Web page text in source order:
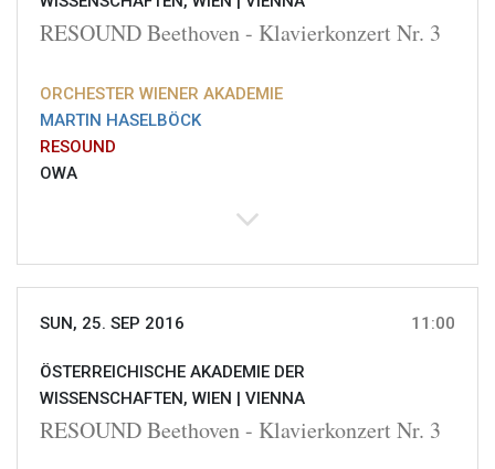
RESOUND Beethoven - Klavierkonzert Nr. 3
ORCHESTER WIENER AKADEMIE
MARTIN HASELBÖCK
RESOUND
OWA
SUN, 25. SEP 2016 11:00
ÖSTERREICHISCHE AKADEMIE DER
WISSENSCHAFTEN, WIEN | VIENNA
RESOUND Beethoven - Klavierkonzert Nr. 3